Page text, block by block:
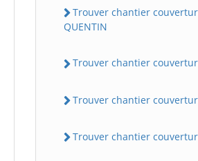
Trouver chantier
QUENTIN
Trouver chantier
Trouver chantier
Trouver chantier